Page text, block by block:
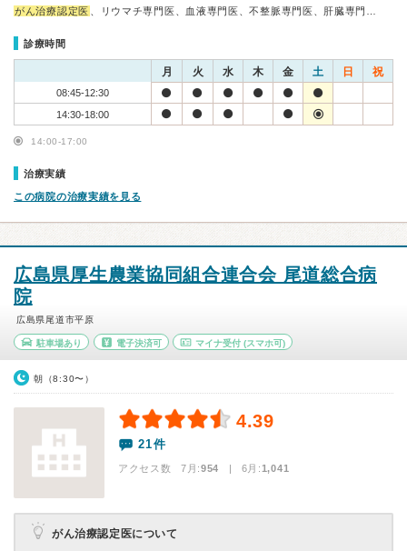
がん治療認定医 、リウマチ専門医、血液専門医、不整脈専門医、肝臓専門…
診療時間
月 火 水 木 金 土 日 祝
08:45-12:30
14:30-18:00
14:00-17:00
治療実績
この病院の治療実績を見る
広島県厚生農業協同組合連合会 尾道総合病
院
広島県尾道市平原
駐車場あり 電子決済可 マイナ受付 (スマホ可)
朝（8:30〜）
4.39
21件
アクセス数 7月:954 | 6月:1,041
がん治療認定医について